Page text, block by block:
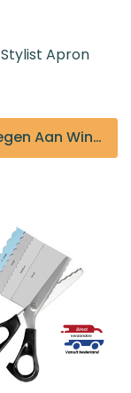
Stylist Apron
Toevoegen Aan Winkelmandje